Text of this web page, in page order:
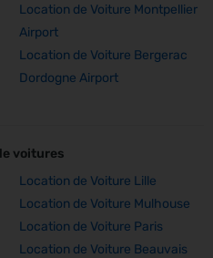
Location de Voiture Montpellier
Airport
Location de Voiture Bergerac
Dordogne Airport
voitures
Location de Voiture Lille
Location de Voiture Mulhouse
Location de Voiture Paris
Location de Voiture Beauvais